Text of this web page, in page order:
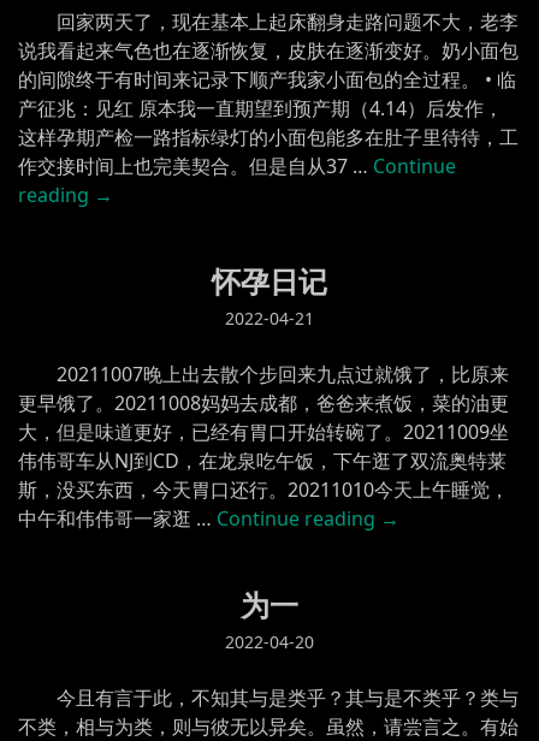
的
大
发
发，
我
的
回家两天了，现在基本上起床翻身走路问题不大，老李
说我看起来气色也在逐渐恢复，皮肤在逐渐变好。奶小面包
的间隙终于有时间来记录下顺产我家小面包的全过程。 • 临
产征兆：见红 原本我一直期望到预产期（4.14）后发作，
这样孕期产检一路指标绿灯的小面包能多在肚子里待待，工
作交接时间上也完美契合。但是自从37 … Continue
reading →
怀孕日记
2022-04-21
20211007晚上出去散个步回来九点过就饿了，比原来
更早饿了。20211008妈妈去成都，爸爸来煮饭，菜的油更
大，但是味道更好，已经有胃口开始转碗了。20211009坐
伟伟哥车从NJ到CD，在龙泉吃午饭，下午逛了双流奥特莱
斯，没买东西，今天胃口还行。20211010今天上午睡觉，
中午和伟伟哥一家逛 … Continue reading →
为一
2022-04-20
今且有言于此，不知其与是类乎？其与是不类乎？类与
不类，相与为类，则与彼无以异矣。虽然，请尝言之。有始